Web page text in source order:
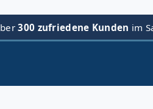
300 zufriedene Kunden im